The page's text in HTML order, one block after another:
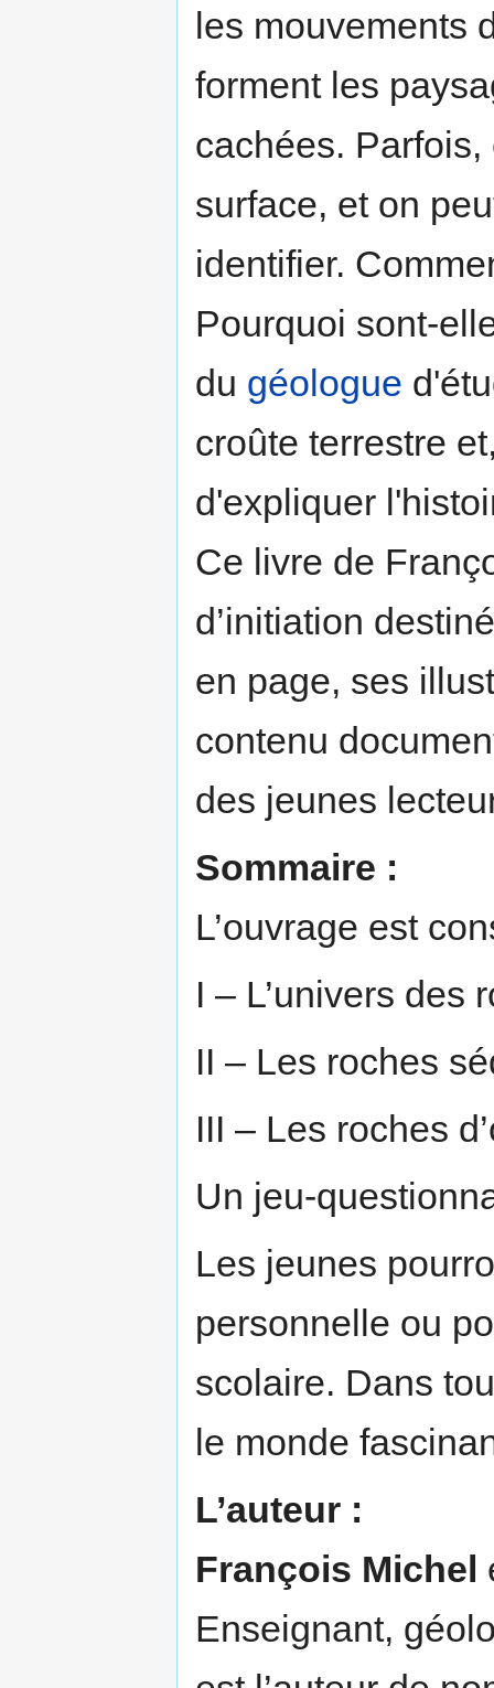
les mouvements
forment les
cachées.
surface, et on
identifier.
Pourquoi sont-
du géologue
croûte terrestre
d'expliquer
Ce livre de
d’initiation
en page, ses
contenu
des jeunes
Sommaire :
L’ouvrage est
I – L’univers des
II – Les roches
III – Les roches
Un jeu-
Les jeunes
personnelle ou
scolaire. Dans
le monde
L’auteur :
François Michel
Enseignant,